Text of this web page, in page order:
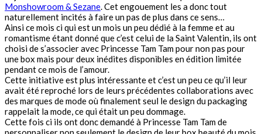
Monshowroom & Sezane. Cet engouement les a donc tout
naturellement incités à faire un pas de plus dans ce sens…
Ainsi ce mois ci qui est un mois un peu dédié à la femme et au
romantisme étant donné que c’est celui de la Saint Valentin, ils ont
choisi de s’associer avec Princesse Tam Tam pour non pas pour
une box mais pour deux inédites disponibles en édition limitée
pendant ce mois de l’amour.
Cette initiative est plus intéressante et c’est un peu ce qu’il leur
avait été reproché lors de leurs précédentes collaborations avec
des marques de mode où finalement seul le design du packaging
rappelait la mode, ce qui était un peu dommage.
Cette fois ci ils ont donc demandé à Princesse Tam Tam de